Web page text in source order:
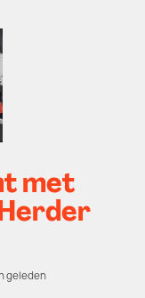
met
geleden